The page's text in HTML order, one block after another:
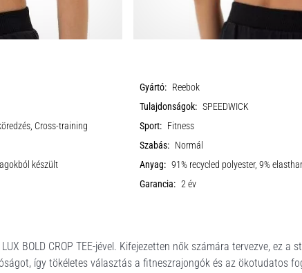
Gyártó: Reebok
Tulajdonságok: SPEEDWICK
Cross-training Sport: Fitness
Szabás: Normál
készült Anyag: 91% recycled polyester, 9%
Garancia: 2 év
BOLD CROP TEE-jével. Kifejezetten nők számára tervezve, ez a
így tökéletes választás a fitneszrajongók és az ökotudatos